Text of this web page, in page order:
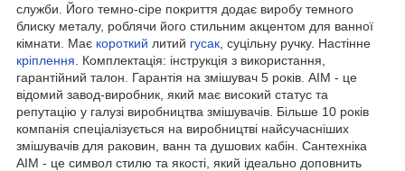
служби. Його темно-сіре покриття додає виробу темного
блиску металу, роблячи його стильним акцентом для ванної
кімнати. Має короткий литий гусак , суцільну ручку. Настінне
кріплення . Комплектація: інструкція з використання,
гарантійний талон. Гарантія на змішувач 5 років. AIM - це
відомий завод-виробник, який має високий статус та
репутацію у галузі виробництва змішувачів. Більше 10 років
компанія спеціалізується на виробництві найсучасніших
змішувачів для раковин, ванн та душових кабін. Сантехніка
AIM - це символ стилю та якості, який ідеально доповнить